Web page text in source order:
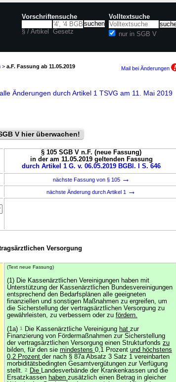
Vorschriftensuche
§ / Artikel Gesetz
Volltextsuche
nur in SGB V
> a.F. Fassung ab 11.05.2019 Mail bei Änderungen
alle Änderungen durch Artikel 1 TSVG am 11. Mai 2019
V hier überwachen!
§ 105 SGB V n.F. (neue Fassung)
in der am 11.05.2019 geltenden Fassung
durch Artikel 1 G. v. 06.05.2019 BGBl. I S. 646
nächste Fassung von § 105 →
nächste Änderung durch Artikel 1 →
Versorgung
(Text neue Fassung)
(1) Die Kassenärztlichen Vereinigungen haben mit
Unterstützung der Kassenärztlichen Bundesvereinigungen
entsprechend den Bedarfsplänen alle geeigneten
finanziellen und sonstigen Maßnahmen zu ergreifen, um
die Sicherstellung der vertragsärztlichen Versorgung zu
gewährleisten, zu verbessern oder zu fördern.
(1a) 1 Die Kassenärztliche Vereinigung hat zur
Finanzierung von Fördermaßnahmen zur Sicherstellung
der vertragsärztlichen Versorgung einen Strukturfonds zu
bilden, für den sie mindestens 0,1 Prozent und höchstens
0,2 Prozent der nach § 87a Absatz 3 Satz 1 vereinbarten
morbiditätsbedingten Gesamtvergütungen zur Verfügung
stellt. 2 Die Landesverbände der Krankenkassen und die
Ersatzkassen haben zusätzlich einen Betrag in gleicher